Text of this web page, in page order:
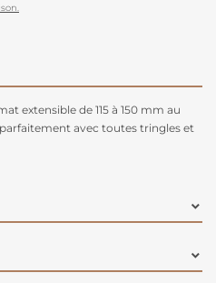
extensible de 115 à 150 mm au
avec toutes tringles et